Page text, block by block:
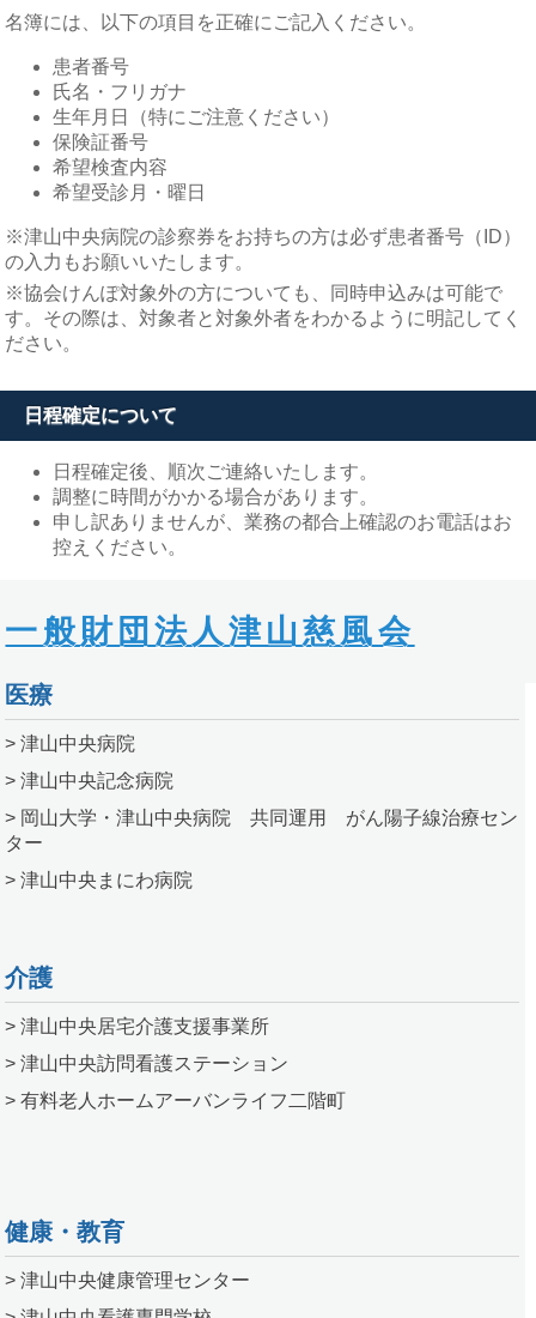
名簿には、以下の項目を正確にご記入ください。
患者番号
氏名・フリガナ
生年月日（特にご注意ください）
保険証番号
希望検査内容
希望受診月・曜日
※津山中央病院の診察券をお持ちの方は必ず患者番号（ID）
の入力もお願いいたします。
※協会けんぽ対象外の方についても、同時申込みは可能で
す。その際は、対象者と対象外者をわかるように明記してく
ださい。
日程確定について
日程確定後、順次ご連絡いたします。
調整に時間がかかる場合があります。
申し訳ありませんが、業務の都合上確認のお電話はお
控えください。
一般財団法人津山慈風会
医療
> 津山中央病院
> 津山中央記念病院
> 岡山大学・津山中央病院 共同運用 がん陽子線治療セン
ター
> 津山中央まにわ病院
介護
> 津山中央居宅介護支援事業所
> 津山中央訪問看護ステーション
> 有料老人ホームアーバンライフ二階町
健康・教育
> 津山中央健康管理センター